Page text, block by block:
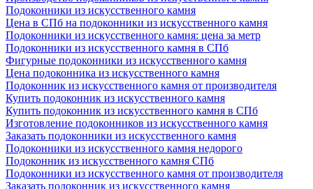
Подоконники из искусственного камня
Цена в СПб на подоконники из искусственного камня
Подоконники из искусственного камня: цена за метр
Подоконники из искусственного камня в СПб
Фигурные подоконники из искусственного камня
Цена подоконника из искусственного камня
Подоконник из искусственного камня от производителя
Купить подоконник из искусственного камня
Купить подоконник из искусственного камня в СПб
Изготовление подоконников из искусственного камня
Заказать подоконники из искусственного камня
Подоконники из искусственного камня недорого
Подоконник из искусственного камня СПб
Подоконники из искусственного камня от производителя
Заказать подоконник из искусственного камня